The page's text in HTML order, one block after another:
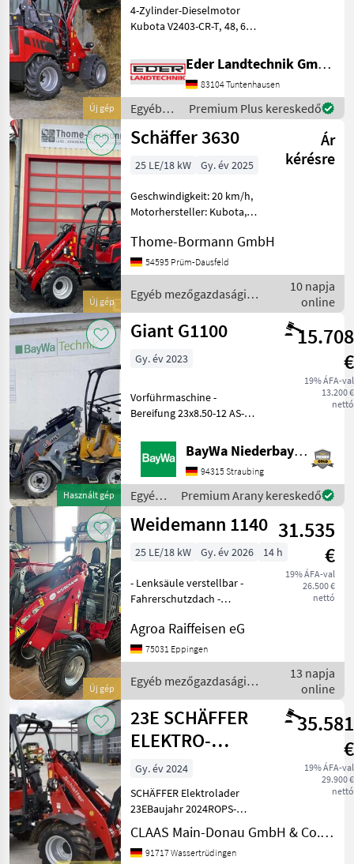
Új gép
4-Zylinder-Dieselmotor
Kubota V2403-CR-T, 48, 6
Erfüllung der Abgasstufe V
Hydrostatischer
Allradantrieb mit
automotiver Steuerung
Hochdruc
Eder Landtechnik GmbH
83104 Tuntenhausen
Egyéb
mezőgazdasági
erőgépek
Schäffer
Premium Plus kereskedő
Új gép
Schäffer 3630
Ár
kérésre
25 LE/18 kW Gy. év 2025
Geschwindigkeit: 20 km/h,
Motorhersteller: Kubota,
Schäffer-Lader Typ 3630 mit
ROPS-
FahrerschutzdachKubota
Diesel Motor D1703M-DI18
Thome-Bormann GmbH
54595 Prüm-Dausfeld
Egyéb mezőgazdasági
erőgépek / Schäffer
10 napja
online
Használt gép
Giant G1100
15.708
€
19% ÁFA-val
13.200 €
nettó
Gy. év 2023
Vorführmaschine -
Bereifung 23x8.50-12 AS-
Werkzeugaufnahme
(mechanische
Verriegelung)-
Fahrerschutzdach-
Arbeitsscheinwerfer-
Pelikanschaufel 90 cmSta
BayWa Niederbayern
94315 Straubing
Egyéb
mezőgazdasági
erőgépek
Premium Arany kereskedő
Új gép
Weidemann 1140 31.535
€
19% ÁFA-val
26.500 €
nettó
25 LE/18 kW Gy. év 2026 14 h
- Lenksäule verstellbar -
Fahrerschutzdach -
Selbstbergekupplung -
Arbeitsscheinwerfer LED 2
vorne 1 hinten - 3
Steuerkreis hidraulikus
Agroa Raiffeisen eG
75031 Eppingen
Egyéb mezőgazdasági
erőgépek / Weidemann
13 napja
online
23E SCHÄFFER
ELEKTRO-
HOFLADER
35.581
€
19% ÁFA-val
29.900 €
nettó
Gy. év 2024
SCHÄFFER Elektrolader
23EBaujahr 2024ROPS-
Fahrerschutzdachinkl. Li-
Ion Batteripaket, 260 V/15,
65 kWhOn-Board-Ladegerät
CLAAS Main-Donau GmbH & Co. KG, Wassertrüdingen
91717 Wassertrüdingen